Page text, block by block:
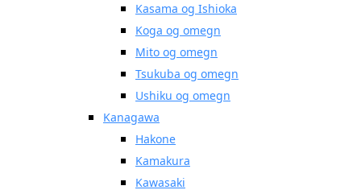
Kasama og Ishioka
Koga og omegn
Mito og omegn
Tsukuba og omegn
Ushiku og omegn
Kanagawa
Hakone
Kamakura
Kawasaki